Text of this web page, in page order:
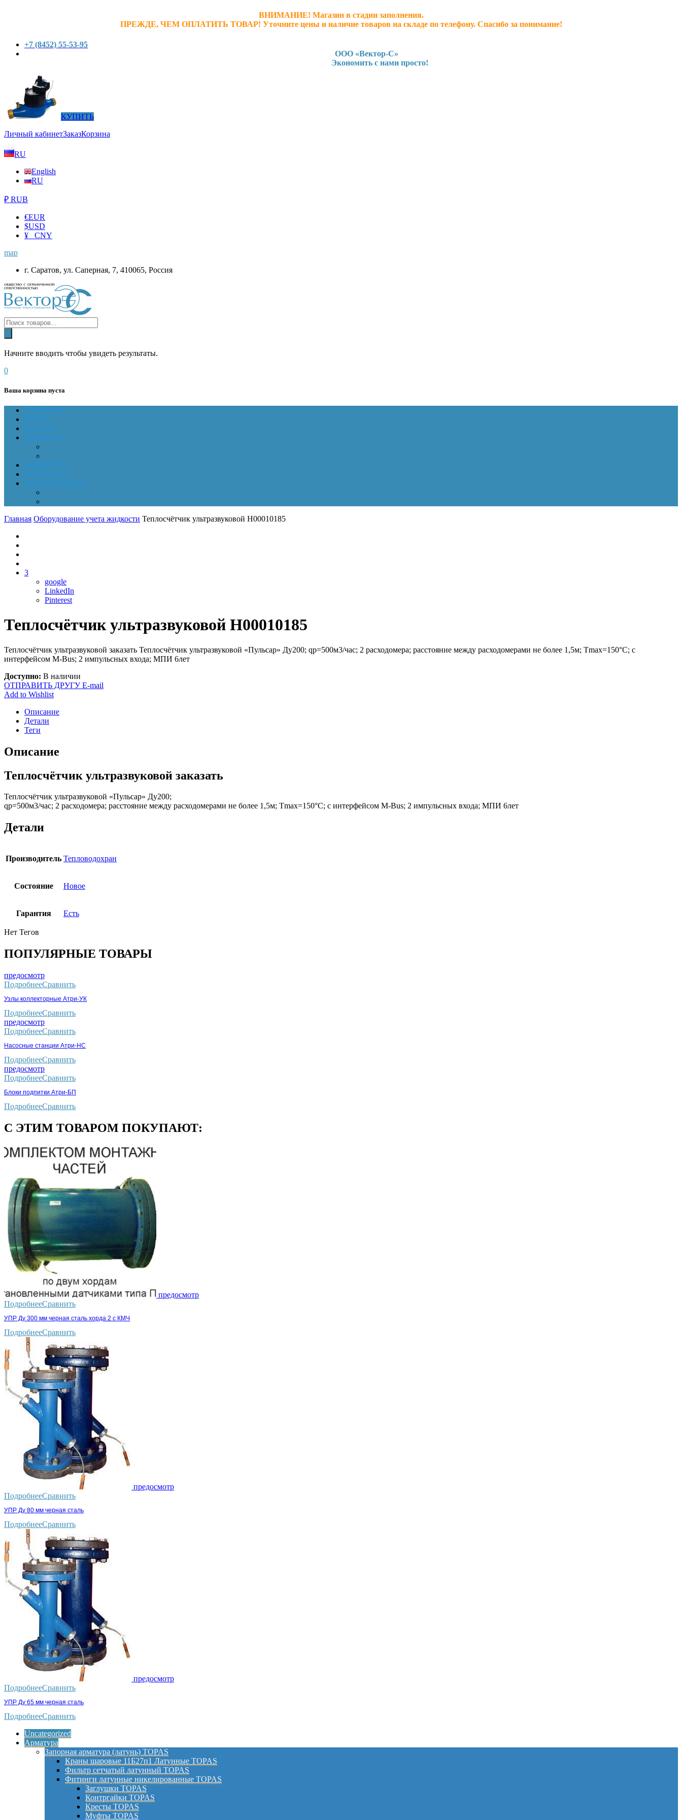
ВНИМАНИЕ! Магазин в стадии заполнения.
ПРЕЖДЕ, ЧЕМ ОПЛАТИТЬ ТОВАР! Уточните цены и наличие товаров на складе по телефону. Спасибо за понимание!
+7 (8452) 55-53-95
ООО «Вектор-С»
Экономить с нами просто!
КУПИТЬ
Личный кабинетЗаказКорзина
RU
English
RU
₽ RUB
€EUR
$USD
¥ CNY
map
г. Саратов, ул. Саперная, 7, 410065, Россия
Начните вводить чтобы увидеть результаты.
0
Ваша корзина пуста
ГЛАВНАЯ
О НАС
Магазин
Документы
НОВОСТИ
КОНТАКТЫ
Личный кабинет
Главная Оборудование учета жидкости Теплосчётчик ультразвуковой Н00010185
3
google
LinkedIn
Pinterest
Теплосчётчик ультразвуковой Н00010185
Теплосчётчик ультразвуковой заказать Теплосчётчик ультразвуковой «Пульсар» Ду200; qp=500м3/час; 2 расходомера; расстояние между расходомерами не более 1,5м; Tmax=150°С; с
интерфейсом M-Bus; 2 импульсных входа; МПИ 6лет
Доступно: В наличии
ОТПРАВИТЬ ДРУГУ E-mail
Add to Wishlist
Описание
Детали
Теги
Описание
Теплосчётчик ультразвуковой заказать
Теплосчётчик ультразвуковой «Пульсар» Ду200;
qp=500м3/час; 2 расходомера; расстояние между расходомерами не более 1,5м; Tmax=150°С; с интерфейсом M-Bus; 2 импульсных входа; МПИ 6лет
Детали
Производитель Тепловодохран
Состояние Новое
Гарантия Есть
Нет Тегов
ПОПУЛЯРНЫЕ ТОВАРЫ
предосмотр
ПодробнееСравнить
Узлы коллекторные Атри-УК
ПодробнееСравнить
предосмотр
ПодробнееСравнить
Насосные станции Атри-НС
ПодробнееСравнить
предосмотр
ПодробнееСравнить
Блоки подпитки Атри-БП
ПодробнееСравнить
С ЭТИМ ТОВАРОМ ПОКУПАЮТ:
предосмотр
ПодробнееСравнить
УПР Ду 300 мм черная сталь хорда 2 с КМЧ
ПодробнееСравнить
предосмотр
ПодробнееСравнить
УПР Ду 80 мм черная сталь
ПодробнееСравнить
предосмотр
ПодробнееСравнить
УПР Ду 65 мм черная сталь
ПодробнееСравнить
Uncategorized
Арматура
Запорная арматура (латунь) TOPAS
Краны шаровые 11Б27п1 Латунные TOPAS
Фильтр сетчатый латунный TOPAS
Фитинги латунные никелированные TOPAS
Заглушки TOPAS
Контргайки TOPAS
Кресты TOPAS
Муфты TOPAS